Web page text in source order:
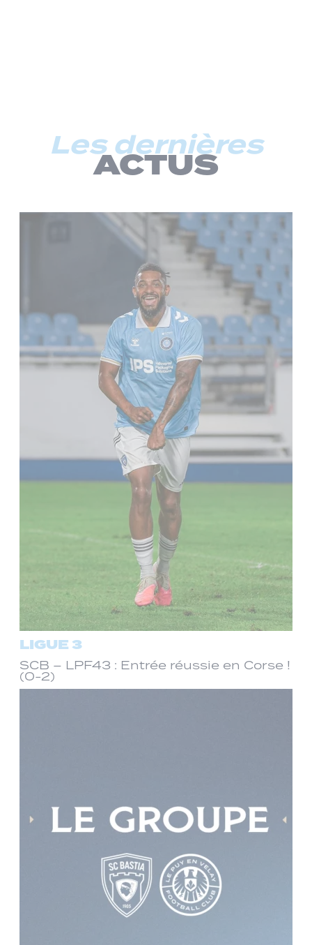
Les dernières
ACTUS
LIGUE 3
SCB – LPF43 : Entrée réussie en Corse !
(0-2)